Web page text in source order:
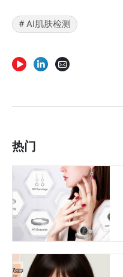
# AI肌肤检测
热门